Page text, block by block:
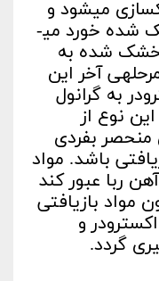
می­شود و
در ادامه ی این مرحله مواد خشک شده خورد می­
خشک شده به
آخر این
به گرانول
نوع از
منحصر بفردی
باشد. مواد
ربا عبور کند
مواد بازیافتی
و
گردد.